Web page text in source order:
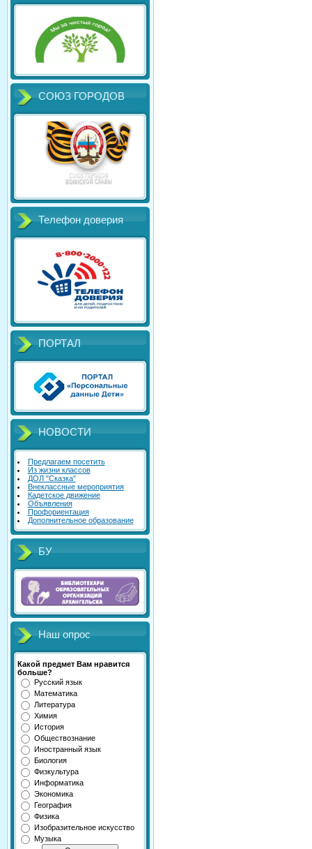
СОЮЗ ГОРОДОВ
Телефон доверия
ПОРТАЛ
НОВОСТИ
Предлагаем посетить
Из жизни классов
ДОЛ "Сказка"
Внеклассные мероприятия
Кадетское движение
Объявления
Профориентация
Дополнительное образование
БУ
Наш опрос
Какой предмет Вам нравится
больше?
Русский язык
Математика
Литература
Химия
История
Обществознание
Иностранный язык
Биология
Физкультура
Информатика
Экономика
География
Физика
Изобразительное искусство
Музыка